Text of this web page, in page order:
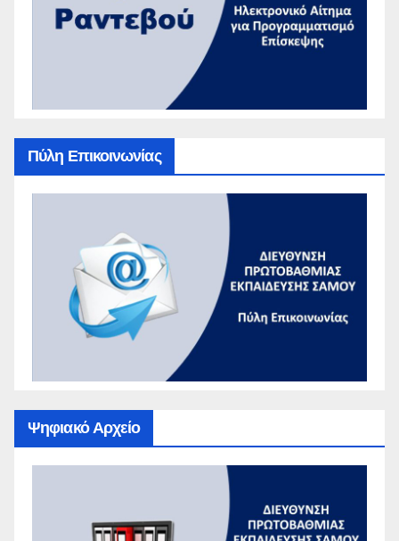
Πύλη Επικοινωνίας
Ψηφιακό Αρχείο